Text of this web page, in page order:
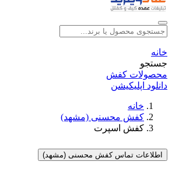
خانه
جستجو
محصولات کفش
دانلود اپلیکیشن
خانه
کفش محسنی (مشهد)
کفش اسپرت
اطلاعات تماس کفش محسنی (مشهد)